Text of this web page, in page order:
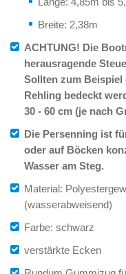
Breite: 2,38m
ACHTUNG! Die
herausragende
Sollten zum Beispiel
Rehling bedeckt
30 - 60 cm (je nach
Die Persenning ist
oder auf Böcken
Wasser am Steg.
Material:
(wasserabweisend)
Farbe: schwarz
verstärkte Ecken